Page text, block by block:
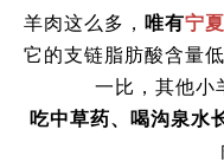
羊肉这么多， 唯有宁
它的支链脂肪酸含量
一比，其他小
吃中草药、喝沟泉水